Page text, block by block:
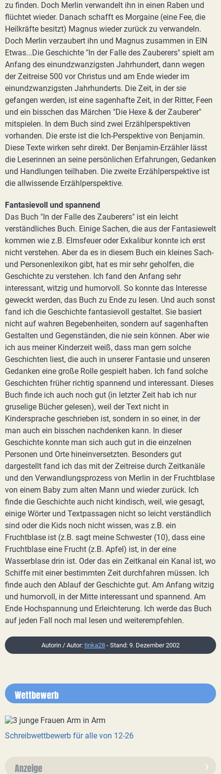
zu finden. Doch Merlin verwandelt ihn in einen Raben und
flüchtet wieder. Danach schafft es Morgaine (eine Fee, die
Heilkräfte besitzt) Magnus wieder zurück zu verwandeln.
Doch Merlin verzaubert ihn und Magnus zusammen in EIN
Etwas...Die Geschichte "In der Falle des Zauberers" spielt am
Anfang des einundzwanzigsten Jahrhundert, dann wegen
der Zeitreise 500 vor Christus und am Ende wieder im
einundzwanzigsten Jahrhunderts. Die Zeit, in der sie
gefangen werden, ist eine sagenhafte Zeit, in der Ritter, Feen
und ein bisschen das Märchen "Die Hexe & der Zauberer"
mitspielen. In dem Buch sind zwei Erzählperspektiven
vorhanden. Die erste ist die Ich-Perspektive von Benjamin.
Diese Texte wirken sehr direkt. Der Benjamin-Erzähler lässt
die Leserinnen an seine persönlichen Erfahrungen, Gedanken
und Handlungen teilhaben. Die zweite Erzählperspektive ist
die allwissende Erzählperspektive.
Fantasievoll und spannend
Das Buch "In der Falle des Zauberers" ist ein leicht
verständliches Buch. Einige Sachen, die aus der Fantasiewelt
kommen wie z.B. Elmsfeuer oder Exkalibur konnte ich erst
nicht verstehen. Aber da es in diesem Buch ein kleines Sach-
und Personenlexikon gibt, hat es mir sehr geholfen, die
Geschichte zu verstehen. Ich fand den Anfang sehr
interessant, witzig und humorvoll. So konnte das Interesse
geweckt werden, das Buch zu Ende zu lesen. Und auch sonst
fand ich die Geschichte fantasievoll gestaltet. Sie basiert
nicht auf wahren Begebenheiten, sondern auf sagenhaften
Gestalten und Gegenständen, die nie sein können. Aber wie
ich aus meiner Kinderzeit weiß, dass man gern solche
Geschichten liest, die auch in unserer Fantasie und unseren
Gedanken eine große Rolle gespielt haben. Ich fand solche
Geschichten früher richtig spannend und interessant. Dieses
Buch finde ich auch noch gut (in letzter Zeit hab ich nur
gruselige Bücher gelesen), weil der Text nicht in
Kindersprache geschrieben ist, sondern in so einer, in der
man auch ein bisschen nachdenken kann. In dieser
Geschichte konnte man sich auch gut in die einzelnen
Personen und Orte hineinversetzten. Besonders gut
dargestellt fand ich das mit der Zeitreise durch Zeitkanäle
und den Verwandlungsprozess von Merlin in der Fruchtblase
von einem Baby zum alten Mann und wieder zurück. Ich
finde die Geschichte auch nicht kindisch, weil, wie gesagt,
einige Wörter und Textpassagen nicht so leicht verständlich
sind oder die Kids noch nicht wissen, was z.B. ein
Fruchtblase ist (z.B. sagt meine Schwester (10), dass eine
Fruchtblase eine Frucht (z.B. Apfel) ist, in der eine
Wasserblase drin ist. Oder das ein Zeitkanal ein Kanal ist, wo
Schiffe mit einer bestimmten Zeit durchfahren müssen. Ich
finde auch den Ablauf der Geschichte gut. Am Anfang witzig
und humorvoll, in der Mitte interessant und spannend. Am
Ende Hochspannung und Erleichterung. Ich werde das Buch
auf jeden Fall noch mal lesen und weiterempfehlen.
Autorin / Autor: tinka28 - Stand: 9. Dezember 2002
Wettbewerb
Schreibwettbewerb für alle von 12-26
Anzeige